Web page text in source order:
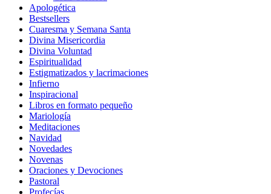
Apologética
Bestsellers
Cuaresma y Semana Santa
Divina Misericordia
Divina Voluntad
Espiritualidad
Estigmatizados y lacrimaciones
Infierno
Inspiracional
Libros en formato pequeño
Mariología
Meditaciones
Navidad
Novedades
Novenas
Oraciones y Devociones
Pastoral